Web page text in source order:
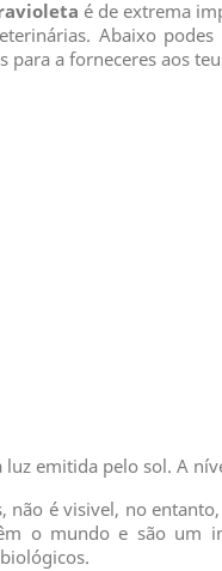
é de extrema
Abaixo
para a forneceres aos
emitida pelo sol. A
não é visivel, no
o mundo e são um